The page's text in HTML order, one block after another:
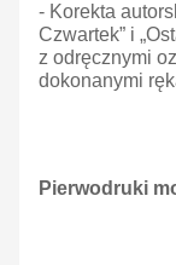
- Korekta
Czwartek” i
z odręcznymi
dokonanymi
Pierwodruki